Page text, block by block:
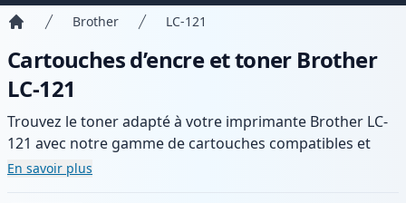
Brother LC-121
Cartouches d’encre et toner Brother
LC-121
Trouvez le toner adapté à votre imprimante Brother LC-
121 avec notre gamme de cartouches compatibles et
haute capacité. Profitez d’une qualité d’impression
En savoir plus